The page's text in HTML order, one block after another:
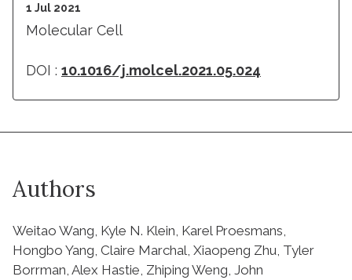
1 Jul 2021
Molecular Cell
DOI : 10.1016/j.molcel.2021.05.024
Authors
Weitao Wang, Kyle N. Klein, Karel Proesmans,
Hongbo Yang, Claire Marchal, Xiaopeng Zhu, Tyler
Borrman, Alex Hastie, Zhiping Weng, John